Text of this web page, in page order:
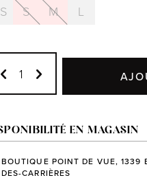
S M L
EN MAGASIN
BOUTIQUE POINT DE VUE, 1339
DES-CARRIÈRES